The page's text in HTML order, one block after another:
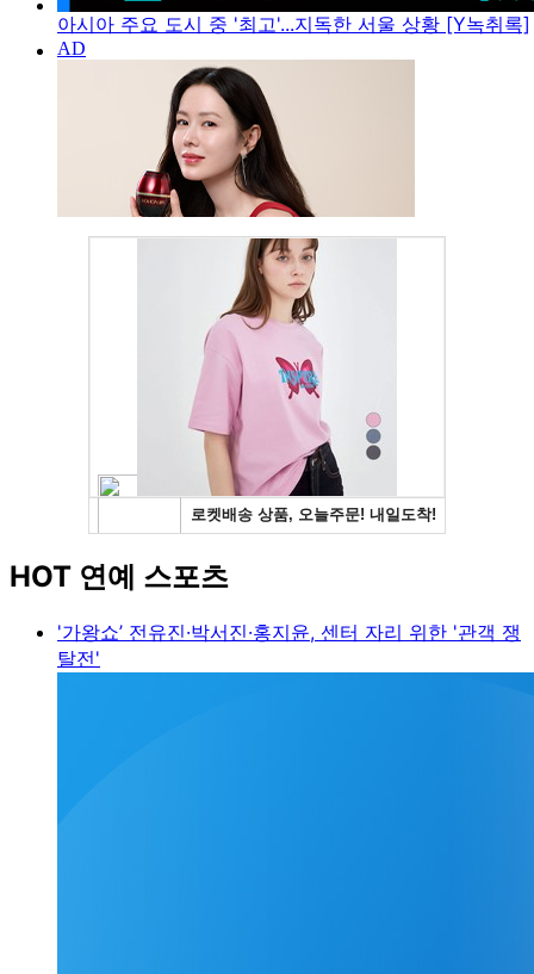
아시아 주요 도시 중 '최고'...지독한 서울 상황 [Y녹취록]
HOT 연예 스포츠
'가왕쇼’ 전유진·박서진·홍지윤, 센터 자리 위한 '관객 쟁
탈전'